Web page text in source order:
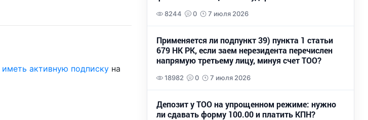
иметь активную подписку на
8244 0 7 июля 2026
Применяется ли подпункт 39) пункта 1 статьи
679 НК РК, если заем нерезидента перечислен
напрямую третьему лицу, минуя счет ТОО?
18982 0 7 июля 2026
Депозит у ТОО на упрощенном режиме: нужно
ли сдавать форму 100.00 и платить КПН?